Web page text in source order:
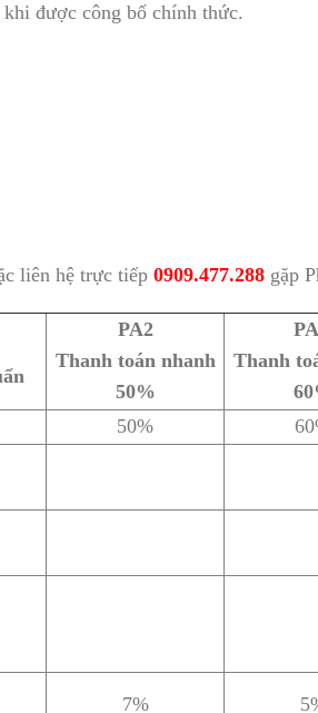
được công bố chính thức.
liên hệ trực tiếp 0909.477.288 gặp
PA2
Thanh toán nhanh
50%
Thanh
50%
7%